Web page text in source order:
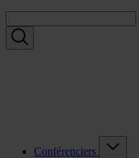
Conférenciers